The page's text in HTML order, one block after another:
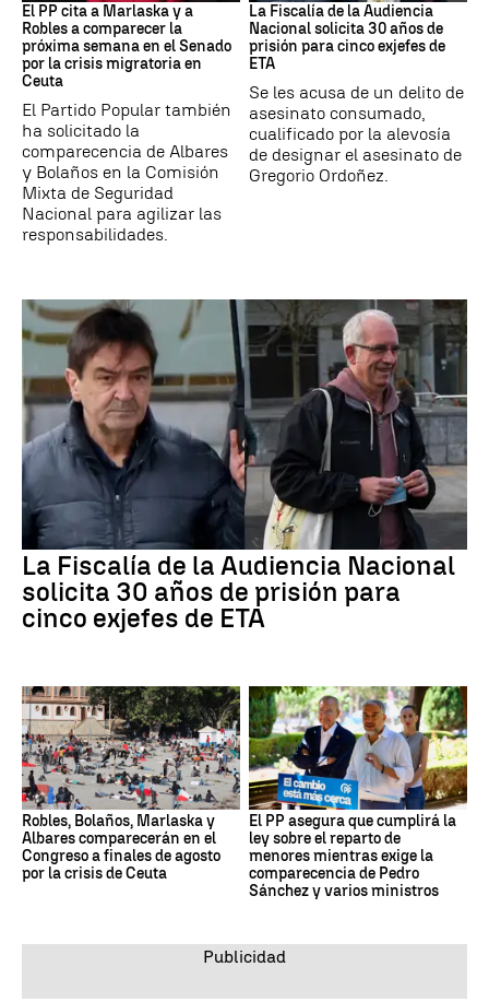
El PP cita a Marlaska y a
Robles a comparecer la
próxima semana en el Senado
por la crisis migratoria en
Ceuta
El Partido Popular también
ha solicitado la
comparecencia de Albares
y Bolaños en la Comisión
Mixta de Seguridad
Nacional para agilizar las
responsabilidades.
La Fiscalía de la Audiencia
Nacional solicita 30 años de
prisión para cinco exjefes de
ETA
Se les acusa de un delito de
asesinato consumado,
cualificado por la alevosía
de designar el asesinato de
Gregorio Ordoñez.
La Fiscalía de la Audiencia Nacional
solicita 30 años de prisión para
cinco exjefes de ETA
Robles, Bolaños, Marlaska y
Albares comparecerán en el
Congreso a finales de agosto
por la crisis de Ceuta
El PP asegura que cumplirá la
ley sobre el reparto de
menores mientras exige la
comparecencia de Pedro
Sánchez y varios ministros